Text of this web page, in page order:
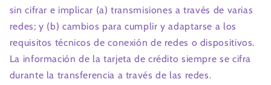
sin cifrar e implicar (a) transmisiones a través de varias
redes; y (b) cambios para cumplir y adaptarse a los
requisitos técnicos de conexión de redes o dispositivos.
La información de la tarjeta de crédito siempre se cifra
durante la transferencia a través de las redes.